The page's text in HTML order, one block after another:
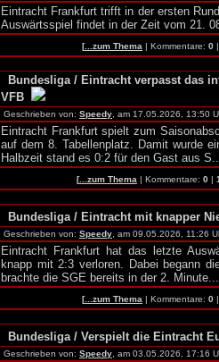
Eintracht Frankfurt trifft in der ersten
Auswärtsspiel findet in der Zeit vom 21.
[...zum Thema | Kommentare: 0
Bundesliga / Eintracht verpasst das
VFB
Geschrieben von: Speedy , am 17.05.2026, 13:50
Eintracht Frankfurt spielt zum
auf dem 8. Tabellenplatz. Damit wurde
Halbzeit stand es 0:2 für den Gast aus
[...zum Thema | Kommentare: 0 |
Bundesliga / Eintracht mit knapper
Geschrieben von: Speedy , am 09.05.2026, 11:26
Eintracht Frankfurt hat das letzte
knapp mit 2:3 verloren. Dabei begann
brachte die SGE bereits in der 2.
[...zum Thema | Kommentare: 0
Bundesliga / Verspielt die Eintracht
Geschrieben von: Speedy , am 03.05.2026, 17:16